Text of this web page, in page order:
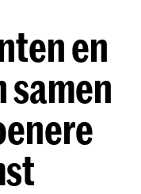
en
samen